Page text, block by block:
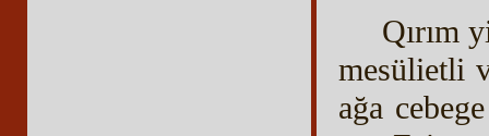
Qırım
mesülietli
ağa